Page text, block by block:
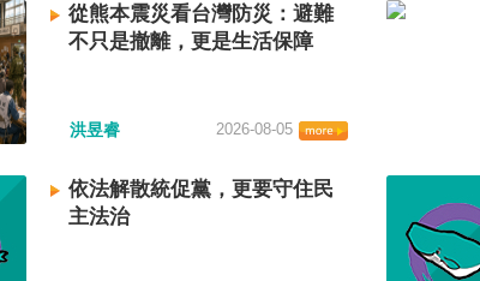
從熊本震災看台灣防災：避難
不只是撤離，更是生活保障
洪昱睿 2026-08-05
依法解散統促黨，更要守住民
主法治